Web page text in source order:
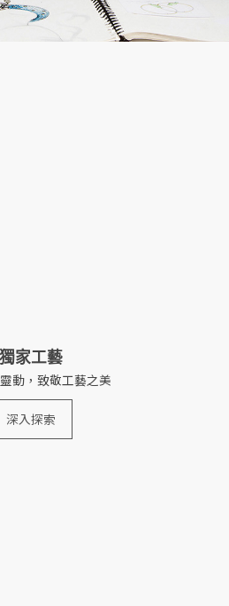
獨家工藝
動，致敬工藝之美
深入探索